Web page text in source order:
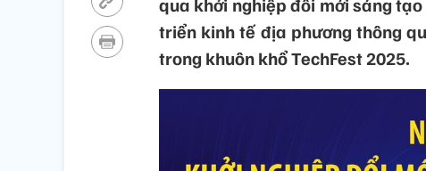
triển kinh tế địa phương thông
trong khuôn khổ TechFest 2025.